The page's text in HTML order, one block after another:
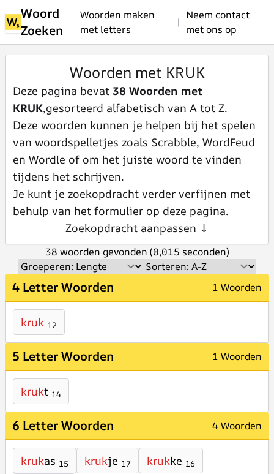
Woord
Zoeken
Woorden maken
met letters
|
Neem contact
met ons op
Woorden met KRUK
Deze pagina bevat 38 Woorden met
KRUK,gesorteerd alfabetisch van A tot Z.
Deze woorden kunnen je helpen bij het spelen
van woordspelletjes zoals Scrabble, WordFeud
en Wordle of om het juiste woord te vinden
tijdens het schrijven.
Je kunt je zoekopdracht verder verfijnen met
behulp van het formulier op deze pagina.
Zoekopdracht aanpassen ↓
38 woorden gevonden (0,015 seconden)
4 Letter Woorden 1 Woorden
kruk 12
5 Letter Woorden 1 Woorden
krukt 14
6 Letter Woorden 4 Woorden
krukas 15 krukje 17 krukke 16